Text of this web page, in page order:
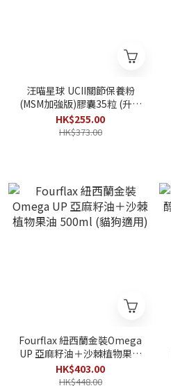
汪喵星球 UCII關節保養粉
(MSM加強版)膠囊35粒 (升級
配方)
HK$255.00
HK$373.00
Fourflax 紐西蘭金裝Omega
UP 亞麻籽油＋沙棘植物果油
500ml (貓狗適用)
HK$403.00
HK$448.00